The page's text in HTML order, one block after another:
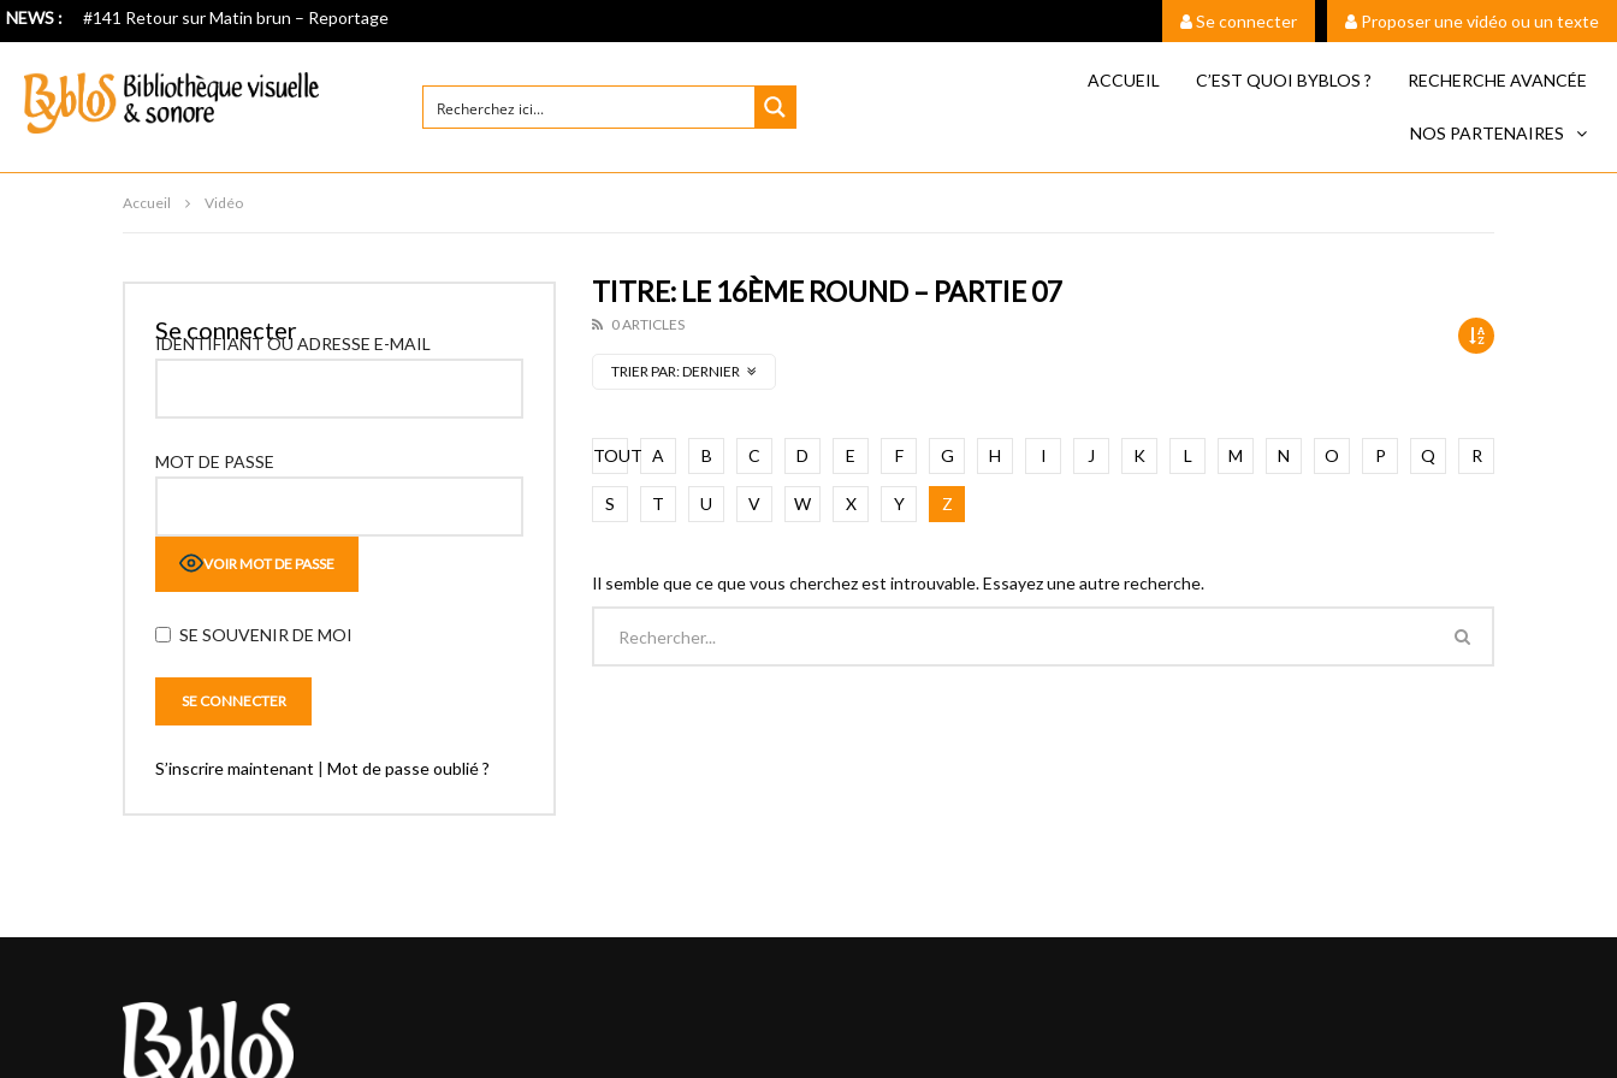
NEWS : #141 Retour sur Matin brun – Reportage Se connecter Proposer une vidéo ou un texte
ACCUEIL C’EST QUOI BYBLOS ? RECHERCHE AVANCÉE
NOS PARTENAIRES
Accueil Vidéo
TITRE: LE 16ÈME ROUND – PARTIE 07
0 ARTICLES
TRIER PAR:DERNIER
TOUT A B C D E F G H I J K L M N O P Q R
S T U V W X Y Z
Il semble que ce que vous cherchez est introuvable. Essayez une autre recherche.
Se connecter
IDENTIFIANT OU ADRESSE E-MAIL
MOT DE PASSE
VOIR MOT DE PASSE
SE SOUVENIR DE MOI
S’inscrire maintenant | Mot de passe oublié ?